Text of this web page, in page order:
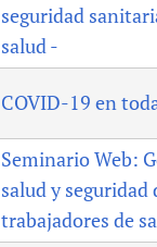
seguridad
salud -
COVID-19 en
Seminario Web:
salud y seguridad
trabajadores de